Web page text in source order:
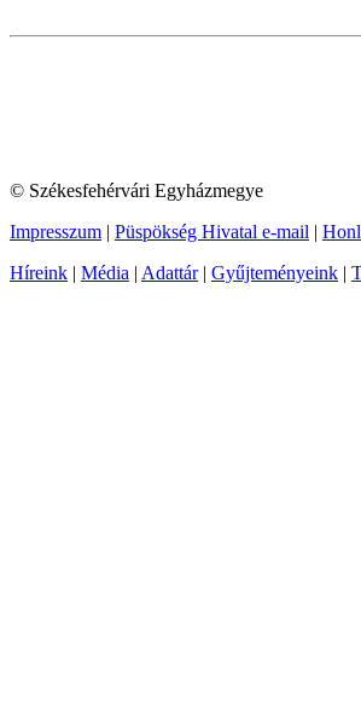
© Székesfehérvári Egyházmegye
Impresszum | Püspökség Hivatal e-mail |
Híreink | Média | Adattár| Gyűjteményeink |